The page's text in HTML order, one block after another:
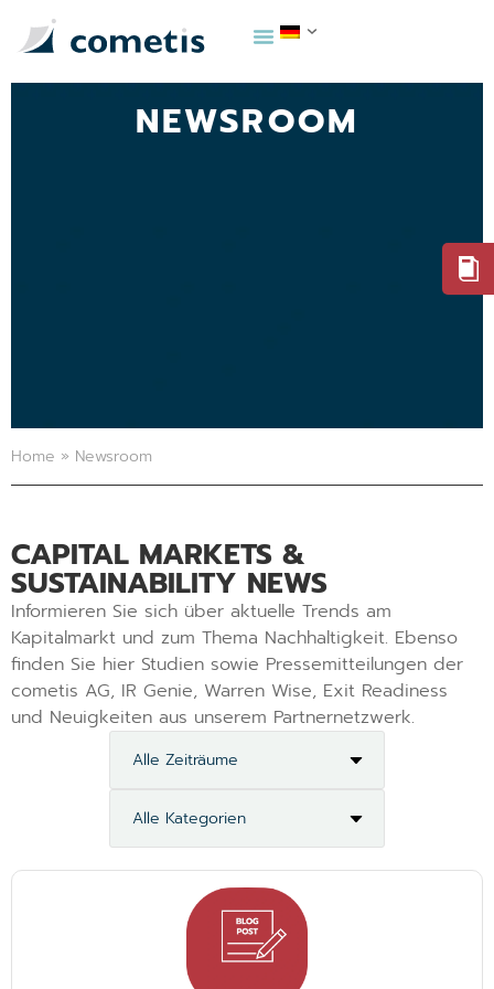
NEWSROOM
Home » Newsroom
CAPITAL MARKETS &
SUSTAINABILITY NEWS
Informieren Sie sich über aktuelle Trends am
Kapitalmarkt und zum Thema Nachhaltigkeit. Ebenso
finden Sie hier Studien sowie Pressemitteilungen der
cometis AG, IR Genie, Warren Wise, Exit Readiness
und Neuigkeiten aus unserem Partnernetzwerk.